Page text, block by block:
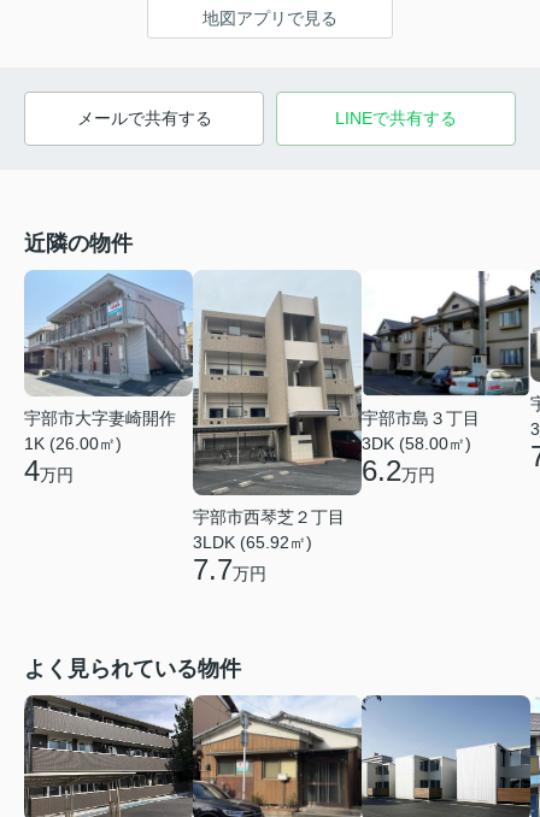
地図アプリで見る
メールで共有する LINEで共有する
近隣の物件
宇部市大字妻崎開作
1K (26.00㎡)
4万円
宇部市西琴芝２丁目
3LDK (65.92㎡)
7.7万円
宇部市島３丁目
3DK (58.00㎡)
6.2万円
よく見られている物件